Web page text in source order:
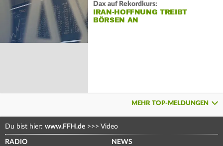
Dax auf Rekordkurs:
IRAN-HOFFNUNG TREIBT
BÖRSEN AN
MEHR TOP-MELDUNGEN
Du bist hier: www.FFH.de >>> Video
RADIO NEWS